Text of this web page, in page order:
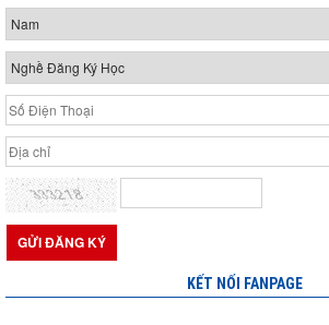
KẾT NỐI FANPAGE